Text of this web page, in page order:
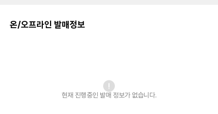
온/오프라인 발매정보
현재 진행중인 발매 정보가 없습니다.